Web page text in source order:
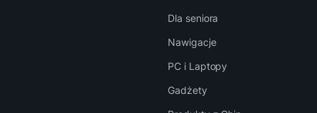
Dla seniora
Nawigacje
PC i Laptopy
Gadżety